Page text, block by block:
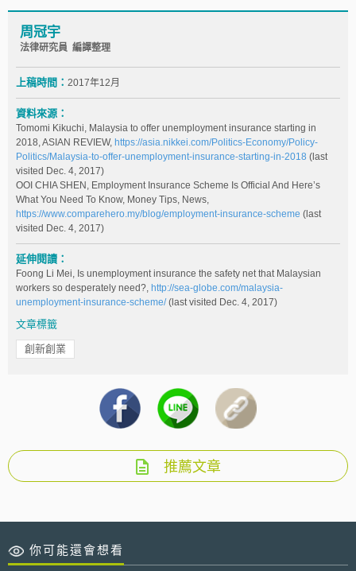
周冠宇
法律研究員 編譯整理
上稿時間： 2017年12月
資料來源：
Tomomi Kikuchi, Malaysia to offer unemployment insurance starting in
2018, ASIAN REVIEW, https://asia.nikkei.com/Politics-Economy/Policy-
Politics/Malaysia-to-offer-unemployment-insurance-starting-in-2018 (last
visited Dec. 4, 2017)
OOI CHIA SHEN, Employment Insurance Scheme Is Official And Here’s
What You Need To Know, Money Tips, News,
https://www.comparehero.my/blog/employment-insurance-scheme (last
visited Dec. 4, 2017)
延伸閱讀：
Foong Li Mei, Is unemployment insurance the safety net that Malaysian
workers so desperately need?, http://sea-globe.com/malaysia-
unemployment-insurance-scheme/(last visited Dec. 4, 2017)
文章標籤
創新創業
推薦文章
你可能還會想看